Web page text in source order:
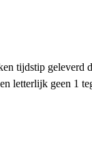
tijdstip geleverd
letterlijk geen 1